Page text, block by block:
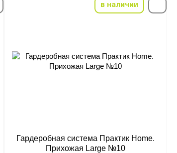
в наличии
Гардеробная система Практик Home.
Прихожая Large №10